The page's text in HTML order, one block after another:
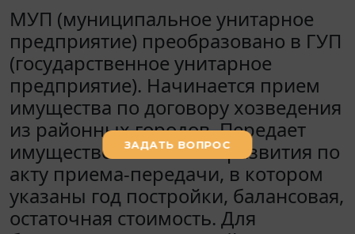
МУП (муниципальное унитарное
предприятие) преобразовано в ГУП
(государственное унитарное
предприятие). Начинается прием
имущества по договору хозведения
из районных городов. Передает
имущество Минэкономразвития по
акту приема-передачи, в котором
указаны год постройки, балансовая,
остаточная стоимость. Для